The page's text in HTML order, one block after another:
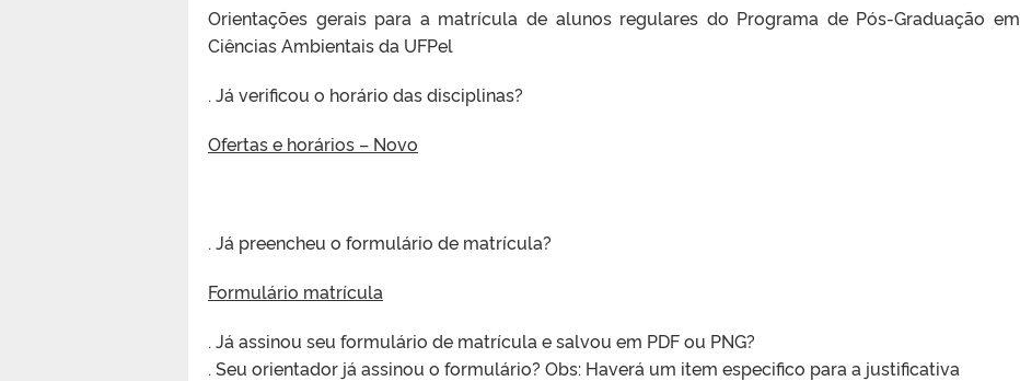
Orientações gerais para a matrícula de alunos regulares do Programa de Pós-Graduação em
Ciências Ambientais da UFPel
. Já verificou o horário das disciplinas?
Ofertas e horários – Novo
. Já preencheu o formulário de matrícula?
Formulário matrícula
. Já assinou seu formulário de matrícula e salvou em PDF ou PNG?
. Seu orientador já assinou o formulário? Obs: Haverá um item especifico para a justificativa